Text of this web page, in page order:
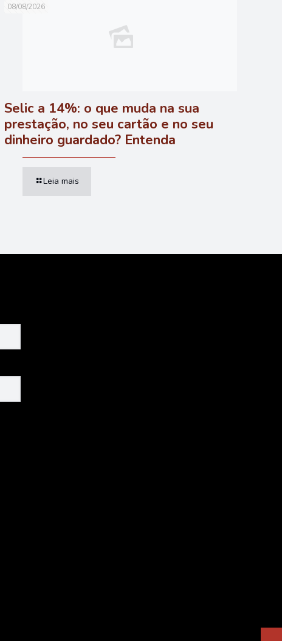
08/08/2026
Selic a 14%: o que muda na sua
prestação, no seu cartão e no seu
dinheiro guardado? Entenda
Leia mais